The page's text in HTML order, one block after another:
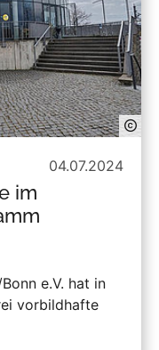
04.07.2024
im
e.V. hat in
vorbildhafte